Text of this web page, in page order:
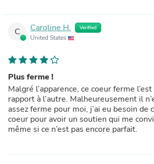
C Caroline H. Verified
United States
Plus ferme !
Malgré l’apparence, ce coeur ferme
rapport à l’autre. Malheureusement il
assez ferme pour moi, j’ai eu besoin de
coeur pour avoir un soutien qui me
même si ce n’est pas encore parfait.